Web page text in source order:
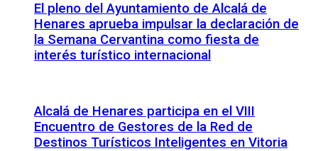
El pleno del Ayuntamiento de Alcalá de
Henares aprueba impulsar la declaración de
la Semana Cervantina como fiesta de
interés turístico internacional
Alcalá de Henares participa en el VIII
Encuentro de Gestores de la Red de
Destinos Turísticos Inteligentes en Vitoria